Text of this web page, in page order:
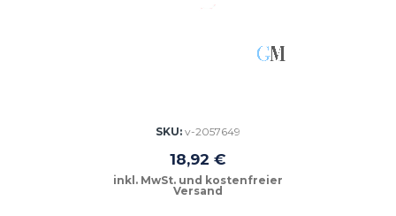
Bildgalerie
springen
SKU v-2057649
18,92 €